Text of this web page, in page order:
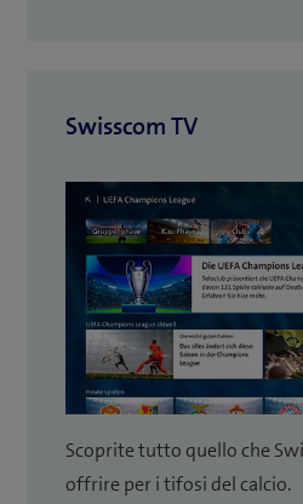
Swisscom TV
Scoprite tutto quello che
offrire per i tifosi del calcio.